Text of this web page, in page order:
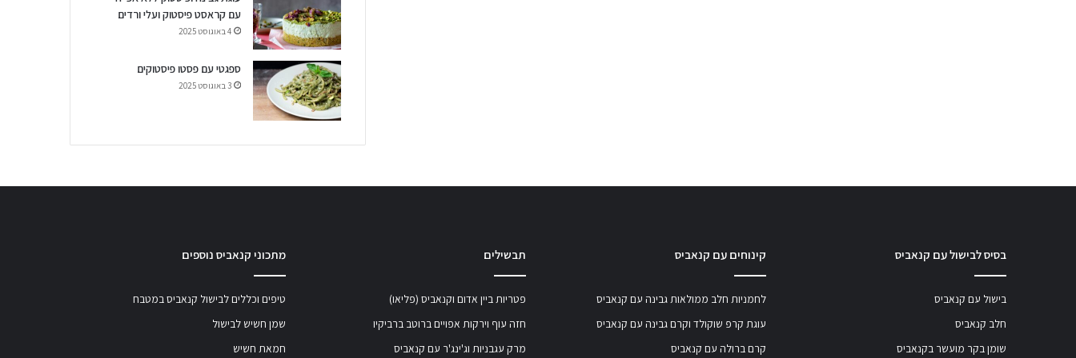
עם קראסט פיסטוק ועלי ורדים
4 באוגוסט 2025
ספגטי עם פסטו פיסטוקים
3 באוגוסט 2025
בסיס לבישול עם קנאביס
בישול עם קנאביס
חלב קנאביס
שומן בקר מועשר בקנאביס
קינוחים עם קנאביס
לחמניות חלב ממולאות גבינה עם קנאביס
עוגת קרפ שוקולד וקרם גבינה עם קנאביס
קרם ברולה עם קנאביס
תבשילים
פטריות ביין אדום וקנאביס (פליאו)
חזה עוף וירקות אפויים ברוטב ברביקיו
מרק עגבניות וג'ינג'ר עם קנאביס
מתכוני קנאביס נוספים
טיפים וכללים לבישול קנאביס במטבח
שמן חשיש לבישול
חמאת חשיש